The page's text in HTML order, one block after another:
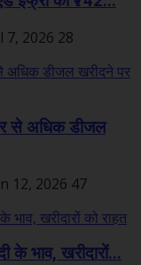
7, 2026 28
से अधिक डीजल
12, 2026 47
के भाव, खरीदारों...